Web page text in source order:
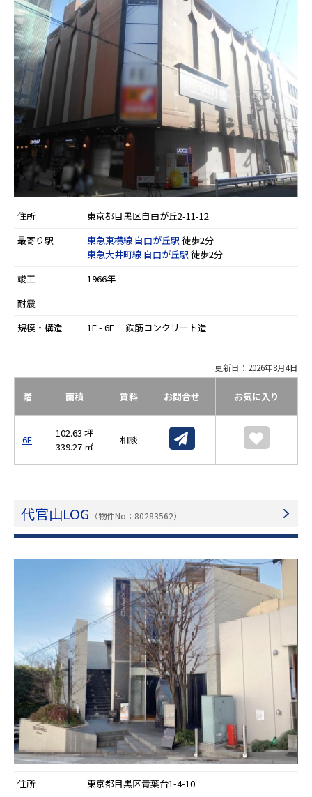
住所
東京都目黒区自由が丘2-11-12
最寄り駅
東急東横線 自由が丘駅 徒歩2分
東急大井町線 自由が丘駅 徒歩2分
竣工
1966年
耐震
規模・構造
1F - 6F 鉄筋コンクリート造
更新日：2026年8月4日
階 面積 賃料 お問合せ お気に入り
6F
102.63 坪
339.27 ㎡
相談
代官山LOG （物件No：80283562）
住所
東京都目黒区青葉台1-4-10